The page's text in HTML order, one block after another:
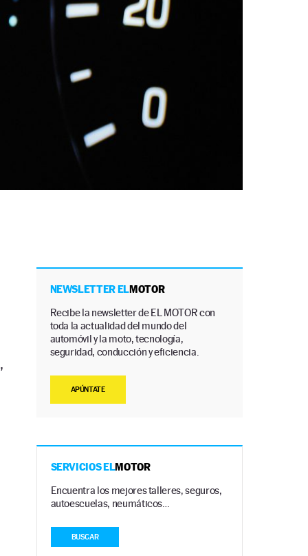
NEWSLETTER ELMOTOR
Recibe la newsletter de EL MOTOR con
toda la actualidad del mundo del
automóvil y la moto, tecnología,
seguridad, conducción y eficiencia.
APÚNTATE
SERVICIOS ELMOTOR
Encuentra los mejores talleres, seguros,
autoescuelas, neumáticos…
BUSCAR